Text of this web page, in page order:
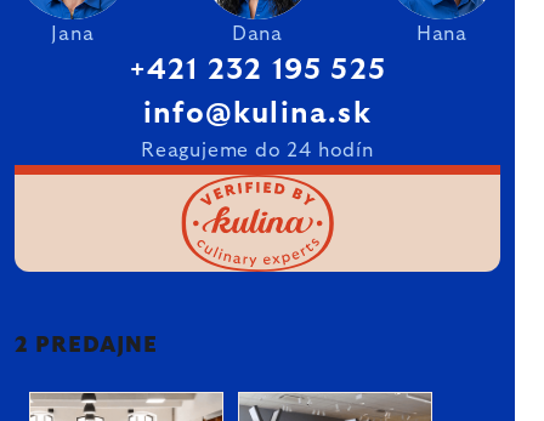
Jana Dana Hana
+421 232 195 525
info@kulina.sk
Reagujeme do 24 hodín
2 PREDAJNE